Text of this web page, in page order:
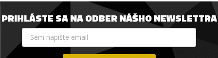
PRIHLÁSTE SA NA ODBER NÁŠHO NEWSLETTRA